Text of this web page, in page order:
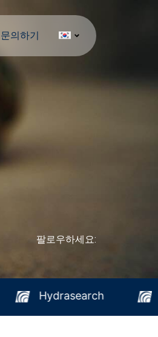
문의하기
팔로우하세요:
Hydrasearch